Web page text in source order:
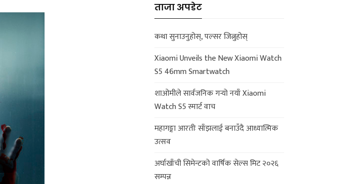
ताजा अपडेट
कथा सुनाउनुहोस्, पल्सर जित्नुहोस्
Xiaomi Unveils the New Xiaomi Watch
S5 46mm Smartwatch
शाओमीले सार्वजनिक गर्‍यो नयाँ Xiaomi
Watch S5 स्मार्ट वाच
महागङ्गा आरतीः साँझलाई बनाउँदै आध्यात्मिक
उत्सव
अर्घाखाँची सिमेन्टको वार्षिक सेल्स मिट २०२६
सम्पन्न